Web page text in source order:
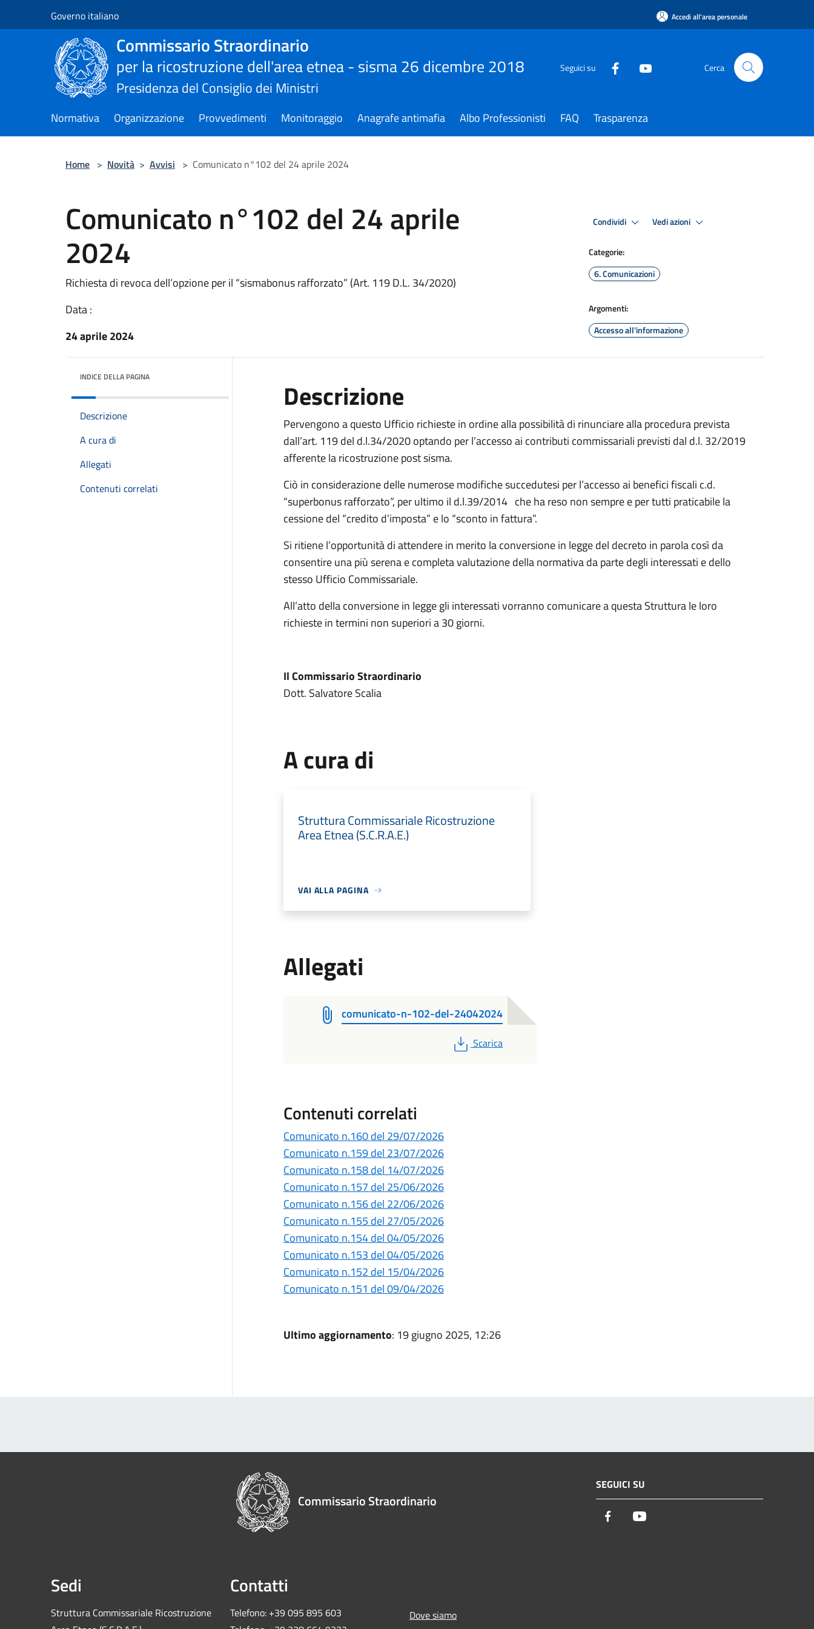
Governo italiano Accedi all'area personale
Commissario Straordinario
per la ricostruzione dell'area etnea - sisma 26 dicembre 2018
Presidenza del Consiglio dei Ministri
Seguici su Cerca
Normativa Organizzazione Provvedimenti Monitoraggio Anagrafe antimafia Albo Professionisti FAQ Trasparenza
Home > Novità > Avvisi > Comunicato n°102 del 24 aprile 2024
Comunicato n°102 del 24 aprile
2024
Richiesta di revoca dell’opzione per il “sismabonus rafforzato” (Art. 119 D.L. 34/2020)
Data :
24 aprile 2024
Condividi Vedi azioni
Categorie:
6. Comunicazioni
Argomenti:
Accesso all'informazione
INDICE DELLA PAGINA
Descrizione
A cura di
Allegati
Contenuti correlati
Descrizione
Pervengono a questo Ufficio richieste in ordine alla possibilità di rinunciare alla procedura prevista
dall’art. 119 del d.l.34/2020 optando per l’accesso ai contributi commissariali previsti dal d.l. 32/2019
afferente la ricostruzione post sisma.
Ciò in considerazione delle numerose modifiche succedutesi per l’accesso ai benefici fiscali c.d.
“superbonus rafforzato”, per ultimo il d.l.39/2014 che ha reso non sempre e per tutti praticabile la
cessione del “credito d’imposta” e lo “sconto in fattura”.
Si ritiene l’opportunità di attendere in merito la conversione in legge del decreto in parola così da
consentire una più serena e completa valutazione della normativa da parte degli interessati e dello
stesso Ufficio Commissariale.
All’atto della conversione in legge gli interessati vorranno comunicare a questa Struttura le loro
richieste in termini non superiori a 30 giorni.
Il Commissario Straordinario
Dott. Salvatore Scalia
A cura di
Struttura Commissariale Ricostruzione
Area Etnea (S.C.R.A.E.)
VAI ALLA PAGINA
Allegati
comunicato-n-102-del-24042024
PDF
Scarica
Contenuti correlati
Comunicato n.160 del 29/07/2026
Comunicato n.159 del 23/07/2026
Comunicato n.158 del 14/07/2026
Comunicato n.157 del 25/06/2026
Comunicato n.156 del 22/06/2026
Comunicato n.155 del 27/05/2026
Comunicato n.154 del 04/05/2026
Comunicato n.153 del 04/05/2026
Comunicato n.152 del 15/04/2026
Comunicato n.151 del 09/04/2026
Ultimo aggiornamento: 19 giugno 2025, 12:26
Commissario Straordinario
SEGUICI SU
Facebook
Sedi
Struttura Commissariale Ricostruzione
Contatti
Telefono: +39 095 895 603
Dove siamo